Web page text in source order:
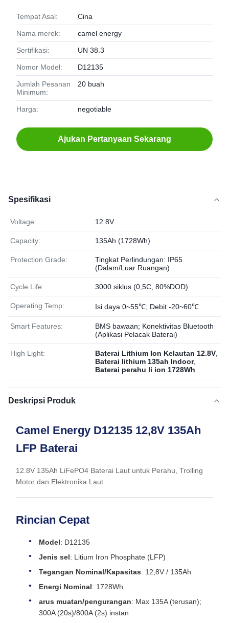
Tempat Asal: Cina
Nama merek: camel energy
Sertifikasi: UN 38.3
Nomor Model: D12135
Jumlah Pesanan
Minimum:
20 buah
Harga: negotiable
Ajukan Pertanyaan Sekarang
Spesifikasi
Voltage: 12.8V
Capacity: 135Ah (1728Wh)
Protection Grade:
Tingkat Perlindungan: IP65
(Dalam/Luar Ruangan)
Cycle Life: 3000 siklus (0,5C, 80%DOD)
Operating Temp: Isi daya 0~55℃; Debit -20~60℃
Smart Features:
BMS bawaan; Konektivitas Bluetooth
(Aplikasi Pelacak Baterai)
High Light: Baterai Lithium Ion Kelautan 12.8V
Baterai lithium 135ah Indoor,
Baterai perahu li ion 1728Wh
Deskripsi Produk
Camel Energy D12135 12,8V 135Ah
LFP Baterai
12.8V 135Ah LiFePO4 Baterai Laut untuk Perahu, Trolling
Motor dan Elektronika Laut
Rincian Cepat
Model: D12135
Jenis sel: Litium Iron Phosphate (LFP)
Tegangan Nominal/Kapasitas: 12,8V / 135Ah
Energi Nominal: 1728Wh
arus muatan/pengurangan: Max 135A (terusan);
300A (20s)/800A (2s) instan